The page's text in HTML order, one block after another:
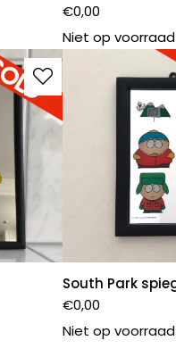
€0,00
Niet op voorraad
South Park
€0,00
Niet op voorraad